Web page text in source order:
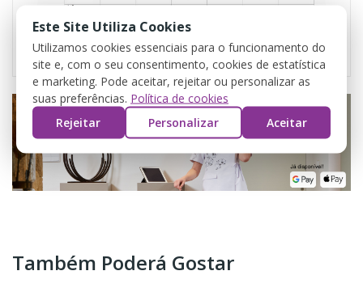
Também Poderá Gostar
Este Site Utiliza Cookies
Utilizamos cookies essenciais para o funcionamento do
site e, com o seu consentimento, cookies de estatística
e marketing. Pode aceitar, rejeitar ou personalizar as
suas preferências. Política de cookies
Rejeitar
Personalizar Aceitar